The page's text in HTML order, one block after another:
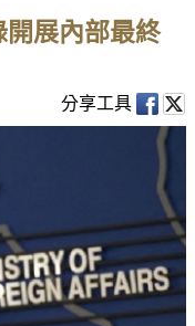
展內部最終
分享工具